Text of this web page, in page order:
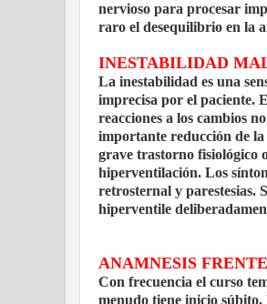
nervioso para procesar
raro el desequilibrio en la
INESTABILIDAD
La inestabilidad es una
imprecisa por el paciente.
reacciones a los cambios
importante reducción de la
grave trastorno fisiológico
hiperventilación. Los
retrosternal y parestesias.
hiperventile
ANAMNESIS
Con frecuencia el curso
menudo tiene inicio súbito.